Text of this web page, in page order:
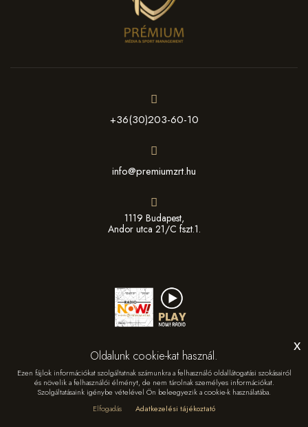
+36(30)203-60-10
info@premiumzrt.hu
1119 Budapest,
Andor utca 21/C fszt.1.
© Copyright 2026 - Prémium Média & Sport Management Zrt.
Oldalunk cookie-kat használ.
Ezen fájlok információkat szolgáltatnak számunkra a felhasználó oldallátogatási szokásairól
és növelik a felhasználói élményt, de nem tárolnak személyes információkat.
Szolgáltatásaink igénybe vételével Ön beleegyezik a cookie-k használatába.
Elfogadás
Adatkezelési tájékoztató
x